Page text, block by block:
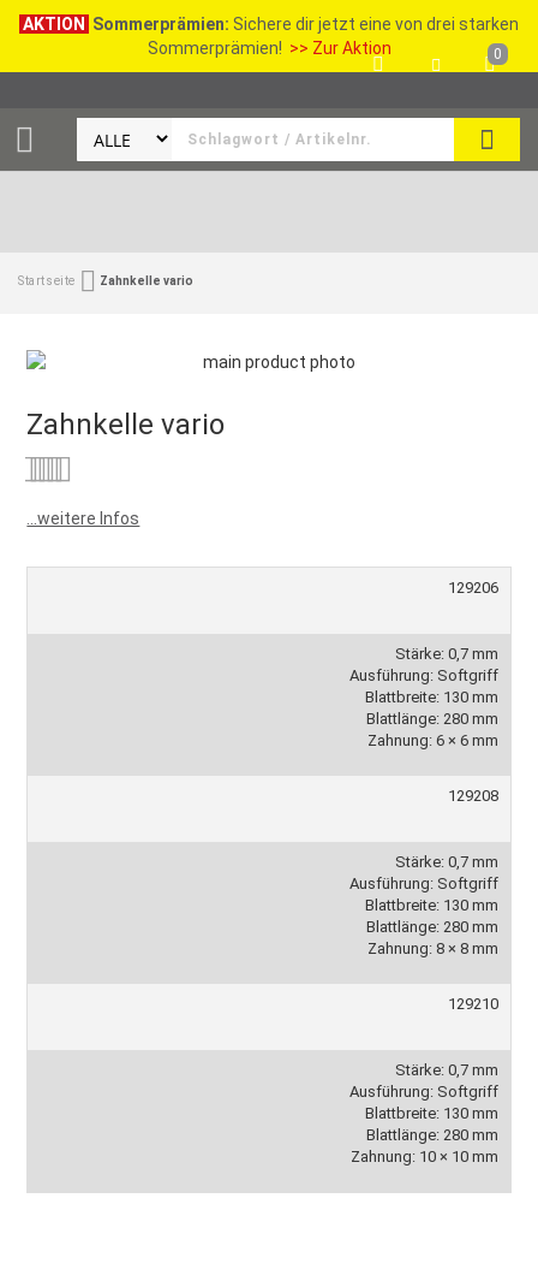
AKTION Sommerprämien: Sichere dir jetzt eine von drei starken
Sommerprämien! >> Zur Aktion 0
Startseite Zahnkelle vario
Zahnkelle vario
...weitere Infos
129206
Stärke: 0,7 mm
Ausführung: Softgriff
Blattbreite: 130 mm
Blattlänge: 280 mm
Zahnung: 6 × 6 mm
129208
Stärke: 0,7 mm
Ausführung: Softgriff
Blattbreite: 130 mm
Blattlänge: 280 mm
Zahnung: 8 × 8 mm
129210
Stärke: 0,7 mm
Ausführung: Softgriff
Blattbreite: 130 mm
Blattlänge: 280 mm
Zahnung: 10 × 10 mm